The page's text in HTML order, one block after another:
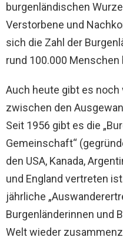
burgenländischen
Verstorbene und
sich die Zahl der
rund 100.000 Menschen
Auch heute gibt es noch
zwischen den
Seit 1956 gibt es die
Gemeinschaft“
den USA, Kanada,
und England vertreten
jährliche
Burgenländerinnen und
Welt wieder